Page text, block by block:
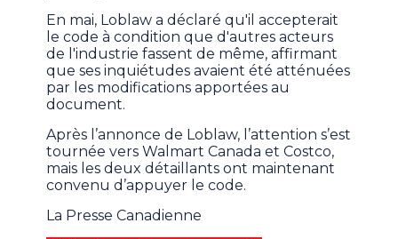
En mai, Loblaw a déclaré qu'il accepterait
le code à condition que d'autres acteurs
de l'industrie fassent de même, affirmant
que ses inquiétudes avaient été atténuées
par les modifications apportées au
document.
Après l’annonce de Loblaw, l’attention s’est
tournée vers Walmart Canada et Costco,
mais les deux détaillants ont maintenant
convenu d’appuyer le code.
La Presse Canadienne